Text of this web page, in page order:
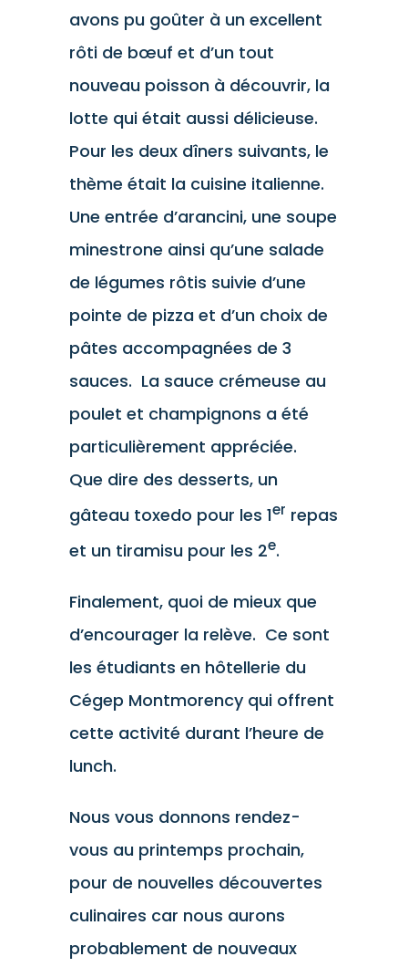
avons pu goûter à un excellent
rôti de bœuf et d’un tout
nouveau poisson à découvrir, la
lotte qui était aussi délicieuse.
Pour les deux dîners suivants, le
thème était la cuisine italienne.
Une entrée d’arancini, une soupe
minestrone ainsi qu’une salade
de légumes rôtis suivie d’une
pointe de pizza et d’un choix de
pâtes accompagnées de 3
sauces. La sauce crémeuse au
poulet et champignons a été
particulièrement appréciée.
Que dire des desserts, un
gâteau toxedo pour les 1er repas
et un tiramisu pour les 2e.
Finalement, quoi de mieux que
d’encourager la relève. Ce sont
les étudiants en hôtellerie du
Cégep Montmorency qui offrent
cette activité durant l’heure de
lunch.
Nous vous donnons rendez-
vous au printemps prochain,
pour de nouvelles découvertes
culinaires car nous aurons
probablement de nouveaux